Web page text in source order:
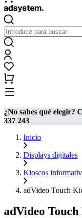
¿No sabes qué elegir?
337 243
Inicio
Displays digitales
Kioscos
adVideo Touch
adVideo